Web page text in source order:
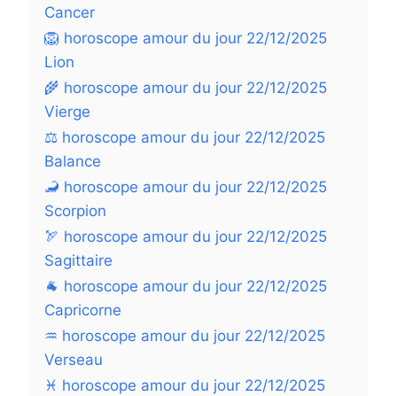
Cancer
🦁 horoscope amour du jour 22/12/2025
Lion
🌾 horoscope amour du jour 22/12/2025
Vierge
⚖️ horoscope amour du jour 22/12/2025
Balance
🦂 horoscope amour du jour 22/12/2025
Scorpion
🏹 horoscope amour du jour 22/12/2025
Sagittaire
🐐 horoscope amour du jour 22/12/2025
Capricorne
♒ horoscope amour du jour 22/12/2025
Verseau
♓ horoscope amour du jour 22/12/2025